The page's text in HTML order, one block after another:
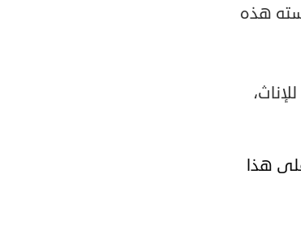
2021 (أي يتابع دراسته هذه
هذا